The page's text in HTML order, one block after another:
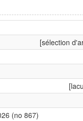
[sélection
(no 867)